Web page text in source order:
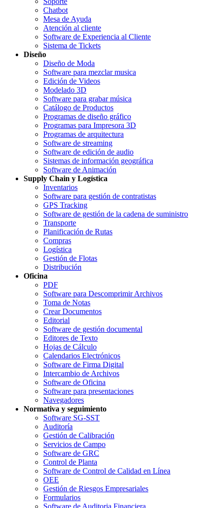
Chatbot
Mesa de Ayuda
Atención al cliente
Software de Experiencia al Cliente
Sistema de Tickets
Diseño
Diseño de Moda
Software para mezclar musica
Edición de Videos
Modelado 3D
Software para grabar música
Catálogo de Productos
Programas de diseño gráfico
Programas para Impresora 3D
Programas de arquitectura
Software de streaming
Software de edición de audio
Sistemas de información geográfica
Software de Animación
Supply Chain y Logística
Inventarios
Software para gestión de contratistas
GPS Tracking
Software de gestión de la cadena de suministro
Transporte
Planificación de Rutas
Compras
Logística
Gestión de Flotas
Distribución
Oficina
PDF
Software para Descomprimir Archivos
Toma de Notas
Crear Documentos
Editorial
Software de gestión documental
Editores de Texto
Hojas de Cálculo
Calendarios Electrónicos
Software de Firma Digital
Intercambio de Archivos
Software de Oficina
Software para presentaciones
Navegadores
Normativa y seguimiento
Software SG-SST
Auditoría
Gestión de Calibración
Servicios de Campo
Software de GRC
Control de Planta
Software de Control de Calidad en Línea
OEE
Gestión de Riesgos Empresariales
Formularios
Software de Auditoria Financiera